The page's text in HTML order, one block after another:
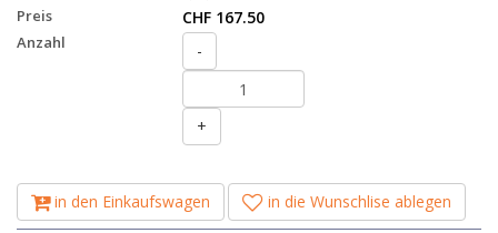
Preis
CHF 167.50
Anzahl -
+
in den Einkaufswagen in die Wunschlise ablegen